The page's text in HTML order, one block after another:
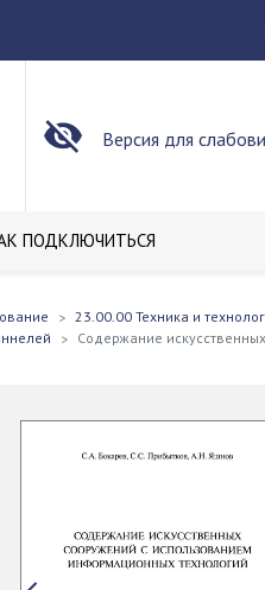
Версия для
ПОДКЛЮЧИТЬСЯ
23.00.00 Техника и
Содержание